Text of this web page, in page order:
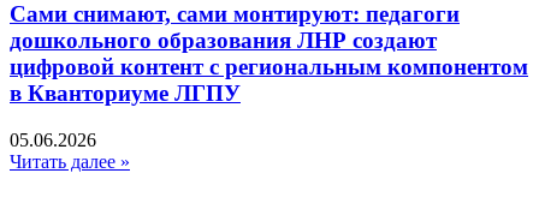
Сами снимают, сами монтируют: педагоги
дошкольного образования ЛНР создают
цифровой контент с региональным компонентом
в Кванториуме ЛГПУ​
05.06.2026
Читать далее »